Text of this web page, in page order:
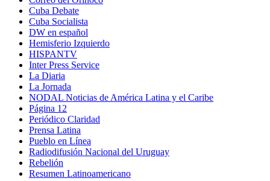
Cuba Debate
Cuba Socialista
DW en español
Hemisferio Izquierdo
HISPANTV
Inter Press Service
La Diaria
La Jornada
NODAL Noticias de América Latina y el Caribe
Página 12
Periódico Claridad
Prensa Latina
Pueblo en Línea
Radiodifusión Nacional del Uruguay
Rebelión
Resumen Latinoamericano